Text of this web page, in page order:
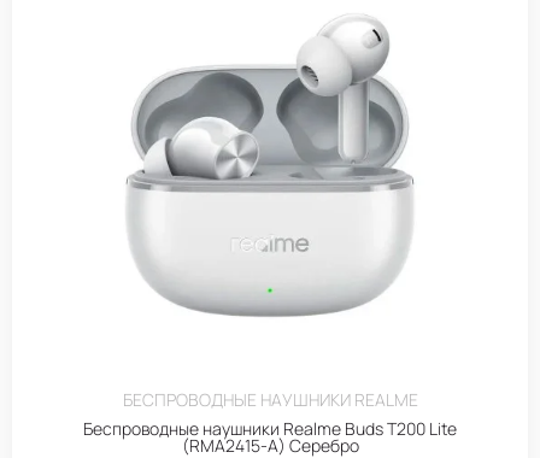
БЕСПРОВОДНЫЕ НАУШНИКИ REALME
Беспроводные наушники Realme Buds T200 Lite
(RMA2415-A) Серебро